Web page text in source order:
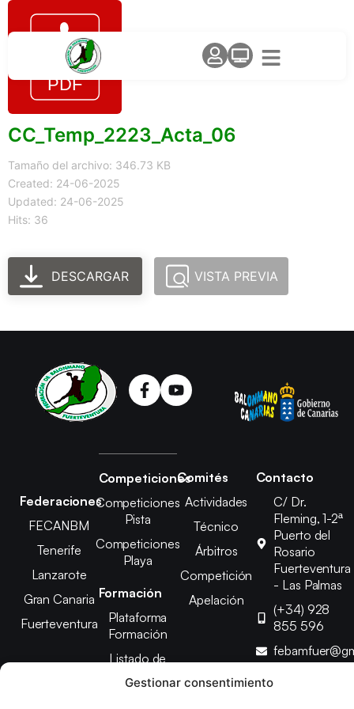
Gestionar consentimiento
CC_Temp_2223_Acta_06
Tamaño del archivo: 346.73 KB
Created: 24-06-2025
Updated: 24-06-2025
Hits: 36
DESCARGAR VISTA PREVIA
Federaciones
FECANBM
Tenerife
Lanzarote
Gran Canaria
Fuerteventura
Competiciones
Competiciones
Pista
Competiciones
Playa
Formación
Plataforma
Formación
Listado de
Cursos
Comités
Actividades
Técnico
Árbitros
Competición
Apelación
Contacto
C/ Dr.
Fleming, 1-2ª
Puerto del
Rosario
Fuerteventura
- Las Palmas
(+34) 928
855 596